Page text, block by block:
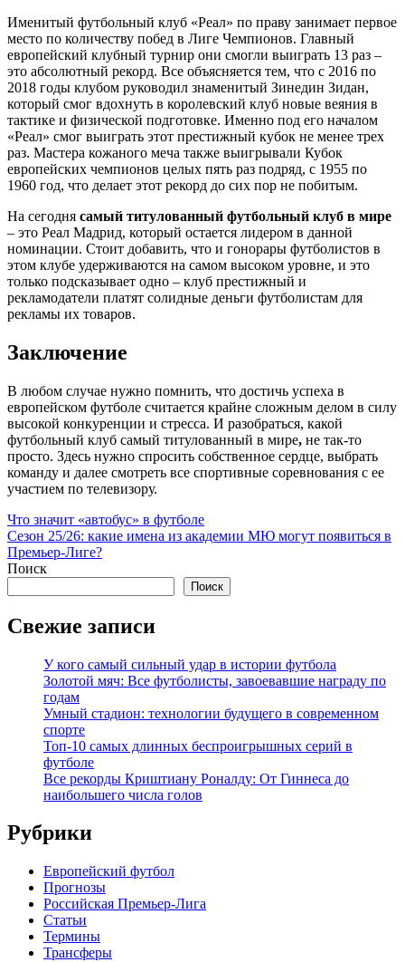
Именитый футбольный клуб «Реал» по праву занимает первое
место по количеству побед в Лиге Чемпионов. Главный
европейский клубный турнир они смогли выиграть 13 раз –
это абсолютный рекорд. Все объясняется тем, что с 2016 по
2018 годы клубом руководил знаменитый Зинедин Зидан,
который смог вдохнуть в королевский клуб новые веяния в
тактике и физической подготовке. Именно под его началом
«Реал» смог выиграть этот престижный кубок не менее трех
раз. Мастера кожаного меча также выигрывали Кубок
европейских чемпионов целых пять раз подряд, с 1955 по
1960 год, что делает этот рекорд до сих пор не побитым.
На сегодня самый титулованный футбольный клуб в мире
– это Реал Мадрид, который остается лидером в данной
номинации. Стоит добавить, что и гонорары футболистов в
этом клубе удерживаются на самом высоком уровне, и это
только подсказывает одно – клуб престижный и
рекламодатели платят солидные деньги футболистам для
рекламы их товаров.
Заключение
В любом случае нужно помнить, что достичь успеха в
европейском футболе считается крайне сложным делом в силу
высокой конкуренции и стресса. И разобраться, какой
футбольный клуб самый титулованный в мире, не так-то
просто. Здесь нужно спросить собственное сердце, выбрать
команду и далее смотреть все спортивные соревнования с ее
участием по телевизору.
Навигация
по
записям
Что значит «автобус» в футболе
Сезон 25/26: какие имена из академии МЮ могут появиться в
Премьер-Лиге?
Поиск
Поиск
Свежие записи
У кого самый сильный удар в истории футбола
Золотой мяч: Все футболисты, завоевавшие награду по
годам
Умный стадион: технологии будущего в современном
спорте
Топ-10 самых длинных беспроигрышных серий в
футболе
Все рекорды Криштиану Роналду: От Гиннеса до
наибольшего числа голов
Рубрики
Европейский футбол
Прогнозы
Российская Премьер-Лига
Статьи
Термины
Трансферы